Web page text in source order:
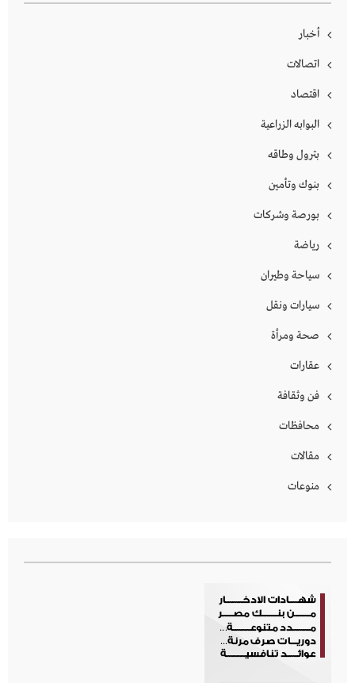
أخبار
اتصالات
اقتصاد
البوابه الزراعية
بترول وطاقه
بنوك وتأمين
بورصة وشركات
رياضة
سياحة وطيران
سيارات ونقل
صحة ومرأة
عقارات
فن وثقافة
محافظات
مقالات
منوعات